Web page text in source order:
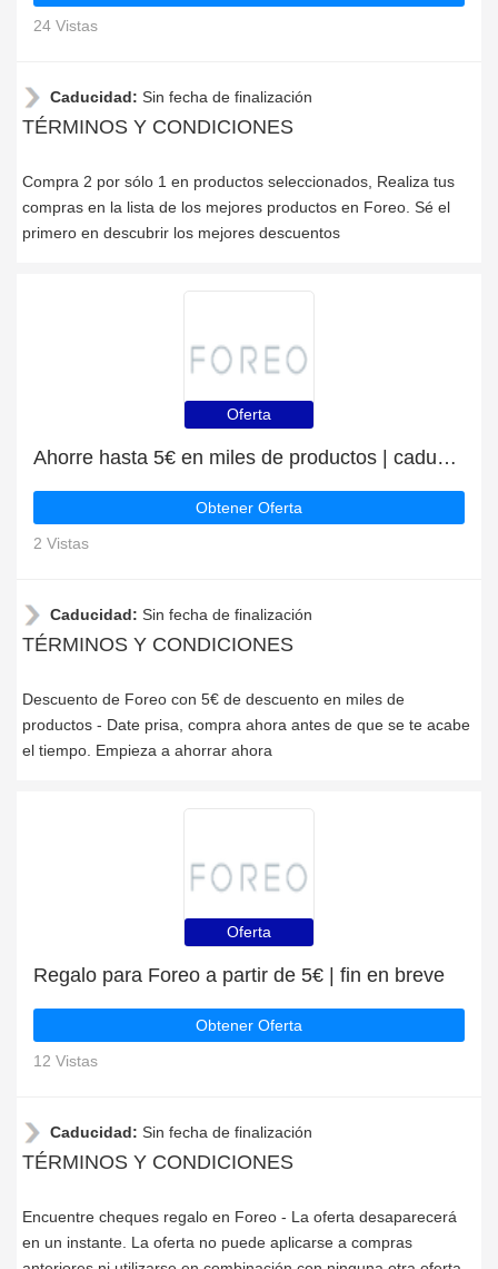
24 Vistas
Caducidad: Sin fecha de finalización
TÉRMINOS Y CONDICIONES
Compra 2 por sólo 1 en productos seleccionados, Realiza tus
compras en la lista de los mejores productos en Foreo. Sé el
primero en descubrir los mejores descuentos
Oferta
Ahorre hasta 5€ en miles de productos | caduca pronto
Obtener Oferta
2 Vistas
Caducidad: Sin fecha de finalización
TÉRMINOS Y CONDICIONES
Descuento de Foreo con 5€ de descuento en miles de
productos - Date prisa, compra ahora antes de que se te acabe
el tiempo. Empieza a ahorrar ahora
Oferta
Regalo para Foreo a partir de 5€ | fin en breve
Obtener Oferta
12 Vistas
Caducidad: Sin fecha de finalización
TÉRMINOS Y CONDICIONES
Encuentre cheques regalo en Foreo - La oferta desaparecerá
en un instante. La oferta no puede aplicarse a compras